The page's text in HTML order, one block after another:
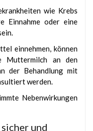
wie Krebs
Einnahme oder eine
einnehmen, können
Muttermilch an den
der Behandlung mit
werden.
Nebenwirkungen
und